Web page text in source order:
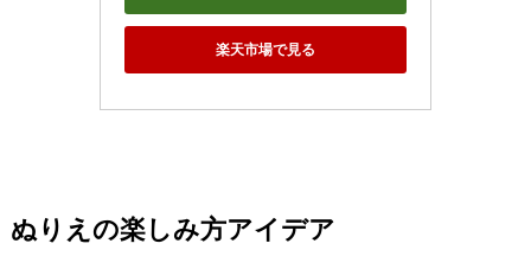
楽天市場で見る
ぬりえの楽しみ方アイデア